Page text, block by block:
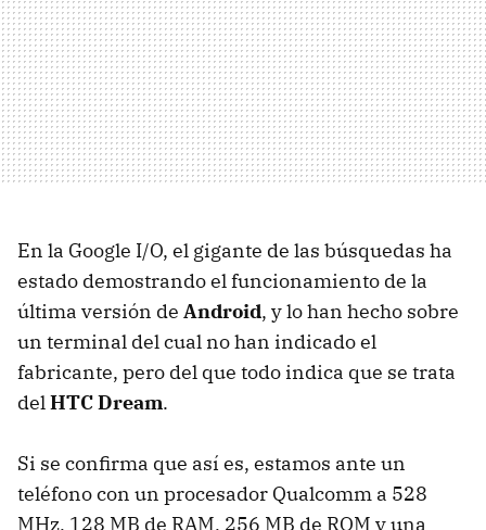
En la Google I/O, el gigante de las búsquedas ha
estado demostrando el funcionamiento de la
última versión de Android, y lo han hecho sobre
un terminal del cual no han indicado el
fabricante, pero del que todo indica que se trata
delHTC Dream.
Si se confirma que así es, estamos ante un
teléfono con un procesador Qualcomm a 528
MHz, 128 MB de RAM, 256 MB de ROM y una